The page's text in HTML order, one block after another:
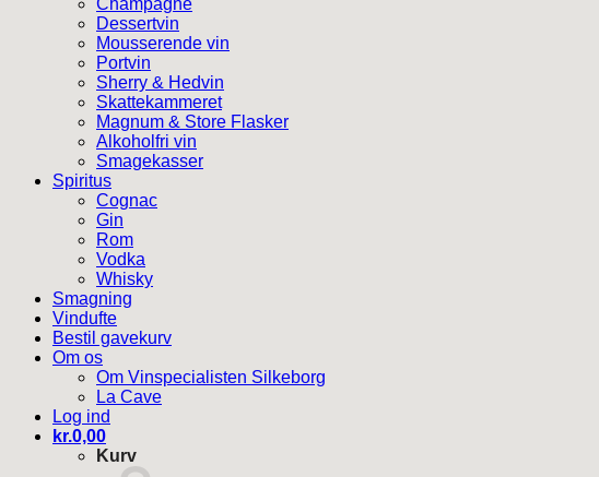
Champagne
Dessertvin
Mousserende vin
Portvin
Sherry & Hedvin
Skattekammeret
Magnum & Store Flasker
Alkoholfri vin
Smagekasser
Spiritus
Cognac
Gin
Rom
Vodka
Whisky
Smagning
Vindufte
Bestil gavekurv
Om os
Om Vinspecialisten Silkeborg
La Cave
Log ind
kr.0,00
Kurv